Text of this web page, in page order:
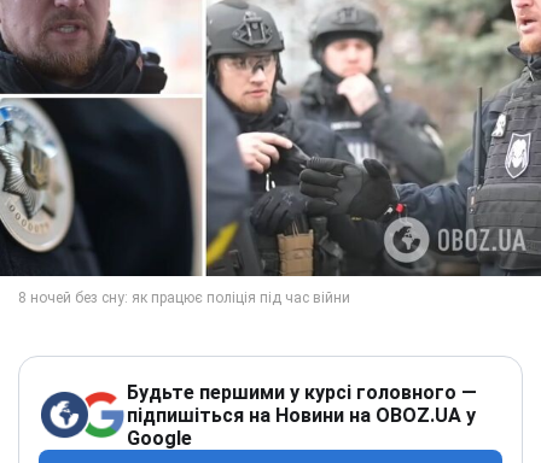
Будьте першими у курсі головного —
підпишіться на Новини на OBOZ.UA у
Google